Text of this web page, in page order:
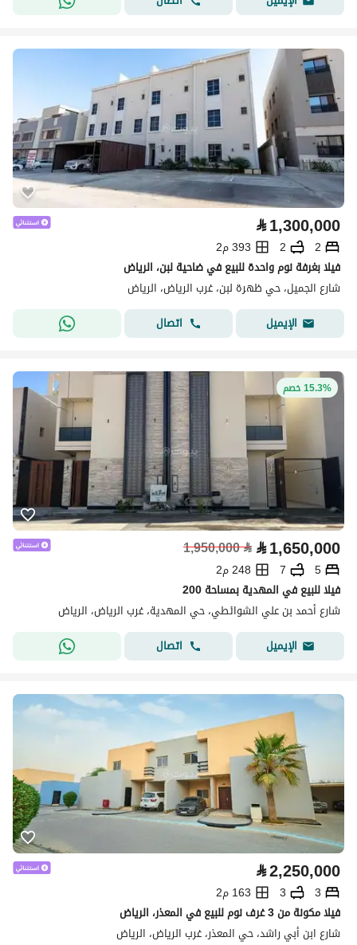
⃁1,300,000
2
2
393 م2
فيلا بغرفة نوم واحدة للبيع في ضاحية لبن، الرياض
شارع الجميل، حي ظهرة لبن، غرب الرياض، الرياض
الإيميل
اتصال
15.3% خصم
⃁1,650,000
⃁
1,950,000
5
7
248 م2
فيلا للبيع في المهدية بمساحة 200
شارع أحمد بن علي الشوائطي، حي المهدية، غرب الرياض، الرياض
الإيميل
اتصال
⃁2,250,000
3
3
163 م2
فيلا مكونة من 3 غرف نوم للبيع في المعذر، الرياض
شارع ابن أبي راشد، حي المعذر، غرب الرياض، الرياض